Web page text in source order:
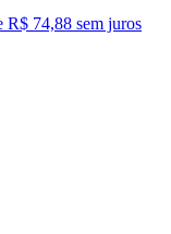
R$ 74,88 sem juros